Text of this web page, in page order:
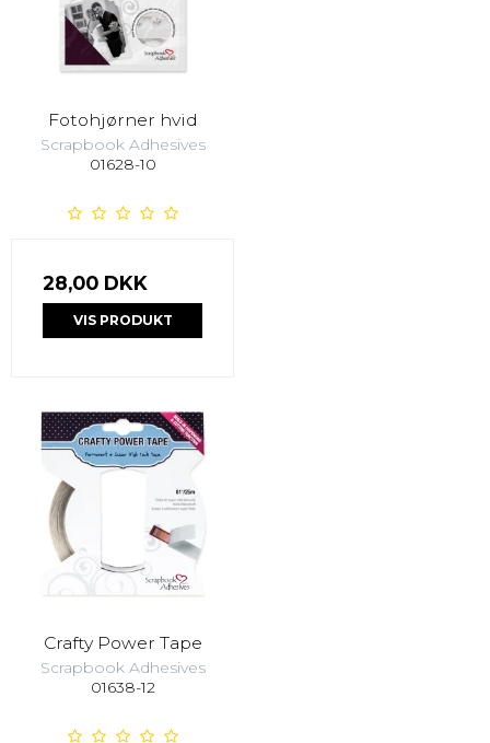
Fotohjørner hvid
Scrapbook Adhesives
01628-10
28,00 DKK
VIS PRODUKT
Crafty Power Tape
Scrapbook Adhesives
01638-12